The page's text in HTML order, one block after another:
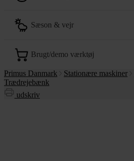
sæson & vejr
brugt/demo værktøj
Primus Danmark Stationære maskiner
Trædrejebænk
udskriv